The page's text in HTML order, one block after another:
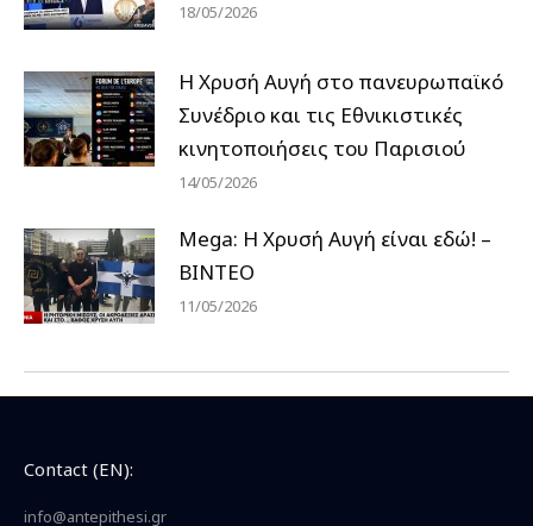
18/05/2026
Η Χρυσή Αυγή στο πανευρωπαϊκό
Συνέδριο και τις Εθνικιστικές
κινητοποιήσεις του Παρισιού
14/05/2026
Mega: Η Χρυσή Αυγή είναι εδώ! –
ΒΙΝΤΕΟ
11/05/2026
Contact (EN):
info@antepithesi.gr